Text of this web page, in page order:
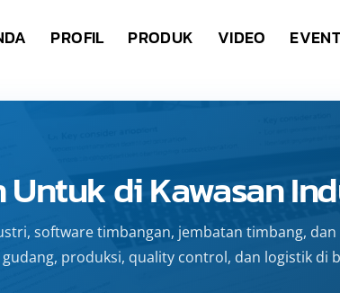
PROFIL PRODUK VIDEO EVENT
di Kawasan
software timbangan, jembatan timbang,
produksi, quality control, dan logistik di